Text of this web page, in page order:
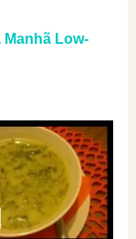
Manhã Low-